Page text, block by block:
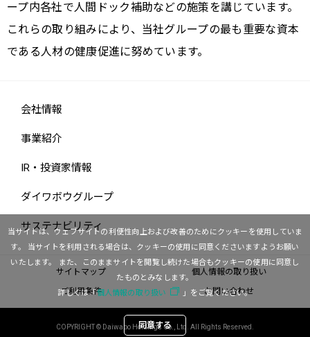
ープ内各社で人間ドック補助などの施策を講じています。
これらの取り組みにより、当社グループの最も重要な資本
である人材の健康促進に努めています。
当サイトは、ウェブサイトの利便性向上および改善のためにクッキーを使用していま
す。
当サイトを利用される場合は、クッキーの使用に同意くださいますようお願い
いたします。
また、このままサイトを閲覧し続けた場合もクッキーの使用に同意し
たものとみなします。
詳しくは「個人情報の取り扱い 」をご覧ください。
同意する
会社情報
事業紹介
IR・投資家情報
ダイワボウグループ
サステナビリティ
サイトマップ
個人情報の取り扱い
ご利用条件
お問い合わせ
COPYRIGHT © Daiwabo Holdings Co., Ltd. All Rights Reserved.